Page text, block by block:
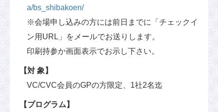
a/bs_shibakoen/
※会場申し込みの方には前日までに「チェックイ
ン用URL」をメールでお送りします。
印刷持参か画面表示でお示し下さい。
【対 象】
VC/CVC会員のGPの方限定、1社2名迄
【プログラム】